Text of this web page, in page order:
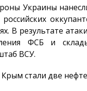
Украины
В результате
ФСБ и
ВСУ.
стали две